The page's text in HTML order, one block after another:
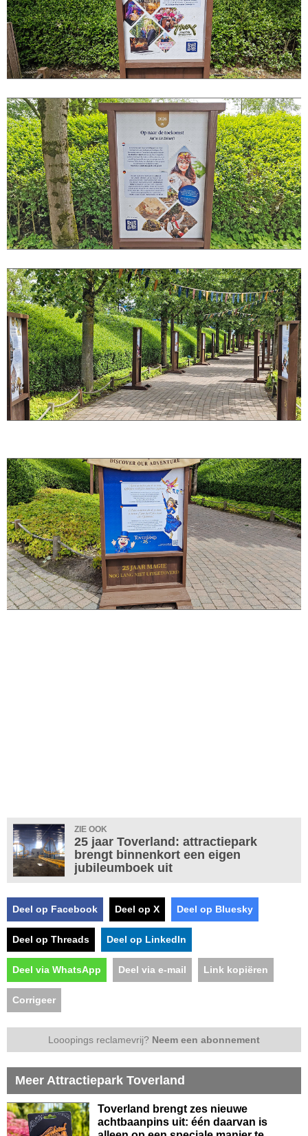
ZIE OOK
25 jaar Toverland: attractiepark
brengt binnenkort een eigen
jubileumboek uit
Deel op Facebook Deel op X Deel op Bluesky
Deel op Threads Deel op LinkedIn
Deel via WhatsApp Deel via e-mail Link kopiëren
Corrigeer
Looopings reclamevrij? Neem een abonnement
Meer Attractiepark Toverland
Toverland brengt zes nieuwe
achtbaanpins uit: één daarvan is